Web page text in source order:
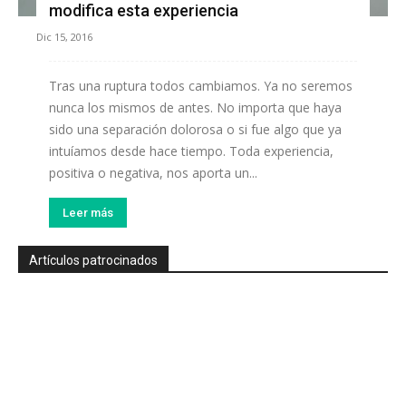
modifica esta experiencia
Dic 15, 2016
Tras una ruptura todos cambiamos. Ya no seremos
nunca los mismos de antes. No importa que haya
sido una separación dolorosa o si fue algo que ya
intuíamos desde hace tiempo. Toda experiencia,
positiva o negativa, nos aporta un...
Leer más
Artículos patrocinados